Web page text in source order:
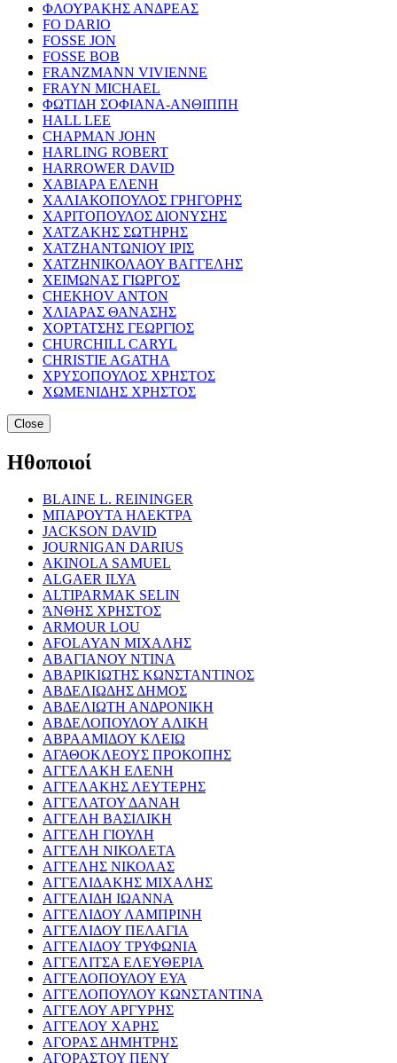
ΦΛΟΥΡΑΚΗΣ ΑΝΔΡΕΑΣ
FO DARIO
FOSSE JON
FOSSE BOB
FRANZMANN VIVIENNE
FRAYN MICHAEL
ΦΩΤΙΔΗ ΣΟΦΙΑΝΑ-ΑΝΘΙΠΠΗ
HALL LEE
CHAPMAN JOHN
HARLING ROBERT
HARROWER DAVID
ΧΑΒΙΑΡΑ ΕΛΕΝΗ
ΧΑΛΙΑΚΟΠΟΥΛΟΣ ΓΡΗΓΟΡΗΣ
ΧΑΡΙΤΟΠΟΥΛΟΣ ΔΙΟΝΥΣΗΣ
ΧΑΤΖΑΚΗΣ ΣΩΤΗΡΗΣ
ΧΑΤΖΗΑΝΤΩΝΙΟΥ ΙΡΙΣ
ΧΑΤΖΗΝΙΚΟΛΑΟΥ ΒΑΓΓΕΛΗΣ
ΧΕΙΜΩΝΑΣ ΓΙΩΡΓΟΣ
CHEKHOV ANTON
ΧΛΙΑΡΑΣ ΘΑΝΑΣΗΣ
ΧΟΡΤΑΤΣΗΣ ΓΕΩΡΓΙΟΣ
CHURCHILL CARYL
CHRISTIE AGATHA
ΧΡΥΣΟΠΟΥΛΟΣ ΧΡΗΣΤΟΣ
ΧΩΜΕΝΙΔΗΣ ΧΡΗΣΤΟΣ
Close
Ηθοποιοί
BLAINE L. REININGER
ΜΠΑΡΟΥΤΑ ΗΛΕΚΤΡΑ
JACKSON DAVID
JOURNIGAN DARIUS
AKINOLA SAMUEL
ALGAER ILYA
ALTIPARMAK SELIN
ΆΝΘΗΣ ΧΡΗΣΤΟΣ
ARMOUR LOU
AFOLAYAN ΜΙΧΑΛΗΣ
ΑΒΑΓΙΑΝΟΥ ΝΤΙΝΑ
ΑΒΑΡΙΚΙΩΤΗΣ ΚΩΝΣΤΑΝΤΙΝΟΣ
ΑΒΔΕΛΙΩΔΗΣ ΔΗΜΟΣ
ΑΒΔΕΛΙΩΤΗ ΑΝΔΡΟΝΙΚΗ
ΑΒΔΕΛΟΠΟΥΛΟΥ ΑΛΙΚΗ
ΑΒΡΑΑΜΙΔΟΥ ΚΛΕΙΩ
ΑΓΑΘΟΚΛΕΟΥΣ ΠΡΟΚΟΠΗΣ
ΑΓΓΕΛΑΚΗ ΕΛΕΝΗ
ΑΓΓΕΛΑΚΗΣ ΛΕΥΤΕΡΗΣ
ΑΓΓΕΛΑΤΟΥ ΔΑΝΑΗ
ΑΓΓΕΛΗ ΒΑΣΙΛΙΚΗ
ΑΓΓΕΛΗ ΓΙΟΥΛΗ
ΑΓΓΕΛΗ ΝΙΚΟΛΕΤΑ
ΑΓΓΕΛΗΣ ΝΙΚΟΛΑΣ
ΑΓΓΕΛΙΔΑΚΗΣ ΜΙΧΑΛΗΣ
ΑΓΓΕΛΙΔΗ ΙΩΑΝΝΑ
ΑΓΓΕΛΙΔΟΥ ΛΑΜΠΡΙΝΗ
ΑΓΓΕΛΙΔΟΥ ΠΕΛΑΓΙΑ
ΑΓΓΕΛΙΔΟΥ ΤΡΥΦΩΝΙΑ
ΑΓΓΕΛΙΤΣΑ ΕΛΕΥΘΕΡΙΑ
ΑΓΓΕΛΟΠΟΥΛΟΥ ΕΥΑ
ΑΓΓΕΛΟΠΟΥΛΟΥ ΚΩΝΣΤΑΝΤΙΝΑ
ΑΓΓΕΛΟΥ ΑΡΓΥΡΗΣ
ΑΓΓΕΛΟΥ ΧΑΡΗΣ
ΑΓΟΡΑΣ ΔΗΜΗΤΡΗΣ
ΑΓΟΡΑΣΤΟΥ ΠΕΝΥ